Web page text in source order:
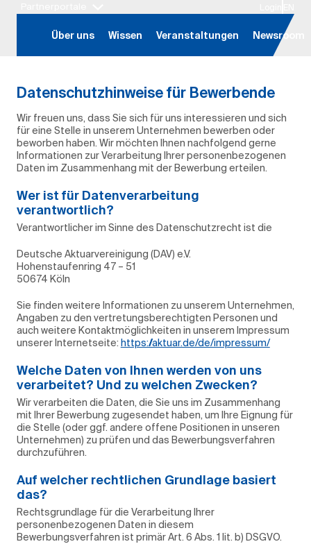
Hauptregion der Seite anspringen
Über uns Wissen Veranstaltungen Newsroom
Datenschutzhinweise für Bewerbende
Wir freuen uns, dass Sie sich für uns interessieren und sich
für eine Stelle in unserem Unternehmen bewerben oder
beworben haben. Wir möchten Ihnen nachfolgend gerne
Informationen zur Verarbeitung Ihrer personenbezogenen
Daten im Zusammenhang mit der Bewerbung erteilen.
Wer ist für Datenverarbeitung
verantwortlich?
Verantwortlicher im Sinne des Datenschutzrecht ist die
Deutsche Aktuarvereinigung (DAV) e.V.
Hohenstaufenring 47 – 51
50674 Köln
Sie finden weitere Informationen zu unserem Unternehmen,
Angaben zu den vertretungsberechtigten Personen und
auch weitere Kontaktmöglichkeiten in unserem Impressum
unserer Internetseite: https://aktuar.de/de/impressum/
Welche Daten von Ihnen werden von uns
verarbeitet? Und zu welchen Zwecken?
Wir verarbeiten die Daten, die Sie uns im Zusammenhang
mit Ihrer Bewerbung zugesendet haben, um Ihre Eignung für
die Stelle (oder ggf. andere offene Positionen in unseren
Unternehmen) zu prüfen und das Bewerbungsverfahren
durchzuführen.
Auf welcher rechtlichen Grundlage basiert
das?
Rechtsgrundlage für die Verarbeitung Ihrer
personenbezogenen Daten in diesem
Bewerbungsverfahren ist primär Art. 6 Abs. 1 lit. b) DSGVO.